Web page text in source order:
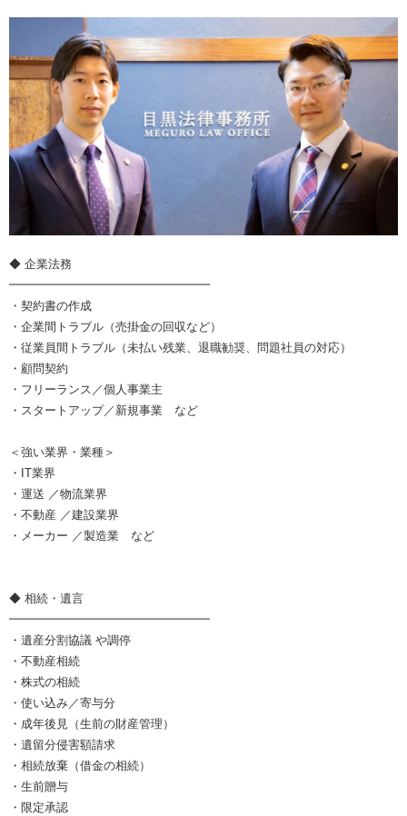
◆ 企業法務
━━━━━━━━━━━━━━━━━
・契約書の作成
・企業間トラブル（売掛金の回収など）
・従業員間トラブル（未払い残業、退職勧奨、問題社員の対応）
・顧問契約
・フリーランス／個人事業主
・スタートアップ／新規事業 など
＜強い業界・業種＞
・IT業界
・運送 ／物流業界
・不動産 ／建設業界
・メーカー ／製造業 など
◆ 相続・遺言
━━━━━━━━━━━━━━━━━
・遺産分割協議 や調停
・不動産相続
・株式の相続
・使い込み／寄与分
・成年後見（生前の財産管理）
・遺留分侵害額請求
・相続放棄（借金の相続）
・生前贈与
・限定承認